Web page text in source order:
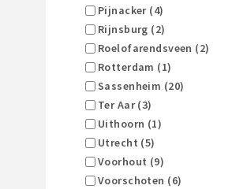
Pijnacker (4)
Rijnsburg (2)
Roelofarendsveen (2)
Rotterdam (1)
Sassenheim (20)
Ter Aar (3)
Uithoorn (1)
Utrecht (5)
Voorhout (9)
Voorschoten (6)